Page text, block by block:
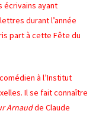
écrivains ayant
durant l’année
part à cette Fête du
à l’Institut
Il se fait connaître
Arnaudde Claude